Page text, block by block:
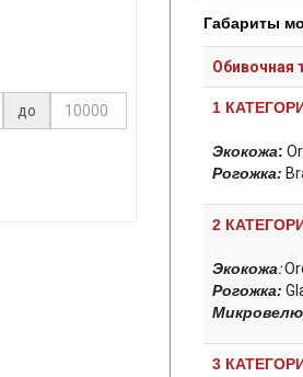
до
Габариты
Обивочная
1
Экокожа:
Рогожка:
2
Экокожа:
Рогожка:
3